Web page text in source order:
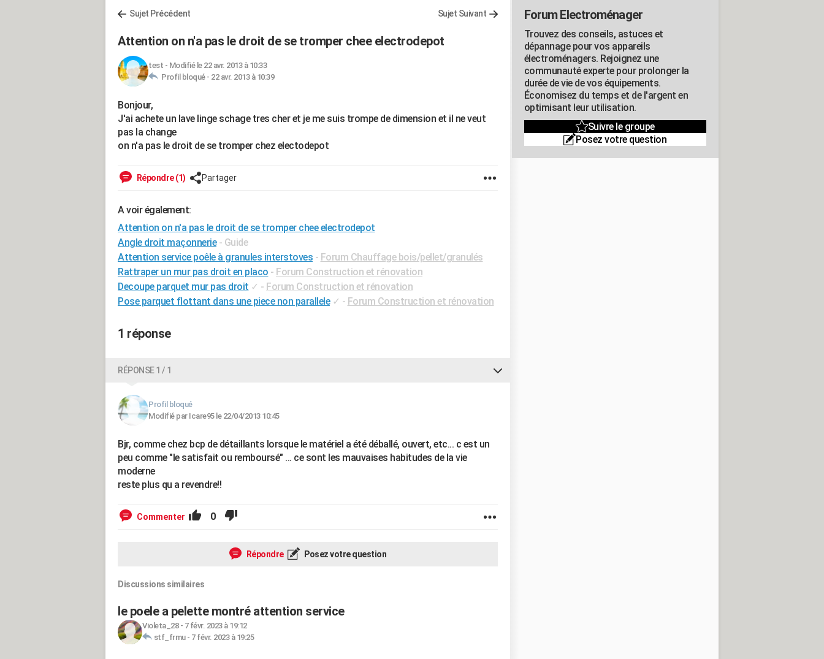
Sujet Précédent Sujet Suivant
Attention on n'a pas le droit de se tromper chee electrodepot
test - Modifié le 22 avr. 2013 à 10:33
Profil bloqué - 22 avr. 2013 à 10:39
Bonjour,
J'ai achete un lave linge schage tres cher et je me suis trompe de dimension et il ne veut
pas la change
on n'a pas le droit de se tromper chez electodepot
Répondre (1) Partager
A voir également:
Attention on n'a pas le droit de se tromper chee electrodepot
Angle droit maçonnerie - Guide
Attention service poêle à granules interstoves - Forum Chauffage bois/pellet/granulés
Rattraper un mur pas droit en placo - Forum Construction et rénovation
Decoupe parquet mur pas droit ✓ - Forum Construction et rénovation
Pose parquet flottant dans une piece non parallele ✓ - Forum Construction et rénovation
1 réponse
RÉPONSE 1 / 1
Profil bloqué
Modifié par Icare95 le 22/04/2013 10:45
Bjr, comme chez bcp de détaillants lorsque le matériel a été déballé, ouvert, etc... c est un
peu comme "le satisfait ou remboursé" ... ce sont les mauvaises habitudes de la vie
moderne
reste plus qu a revendre!!
Commenter 0
Répondre Posez votre question
Discussions similaires
le poele a pelette montré attention service
Violeta_28- 7 févr. 2023 à 19:12
stf_frmu- 7 févr. 2023 à 19:25
Forum Electroménager
Trouvez des conseils, astuces et
dépannage pour vos appareils
électroménagers. Rejoignez une
communauté experte pour prolonger la
durée de vie de vos équipements.
Économisez du temps et de l'argent en
optimisant leur utilisation.
Suivre le groupe
Posez votre question